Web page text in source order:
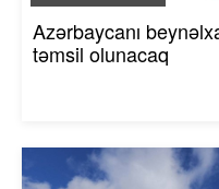
Azərbaycanı
təmsil olunacaq